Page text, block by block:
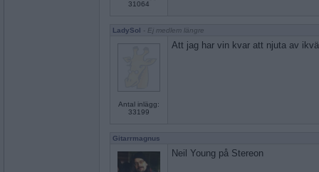
31064
LadySol - Ej medlem längre
Antal inlägg:
33199
Att jag har vin kvar att njuta av
Gitarrmagnus
Neil Young på Stereon